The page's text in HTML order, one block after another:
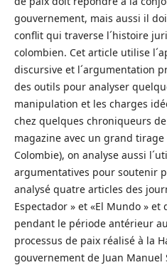
gouvernement, mais aussi il
conflit qui traverse l´histoire
colombien. Cet article utilise
discursive et l´argumentation
des outils pour analyser
manipulation et les charges
chez quelques chroniqueurs
magazine avec un grand
Colombie), on analyse aussi
argumentatives pour soutenir
analysé quatre articles des
Espectador » et «El Mundo » et
pendant le période antérieur
processus de paix réalisé à la
gouvernement de Juan